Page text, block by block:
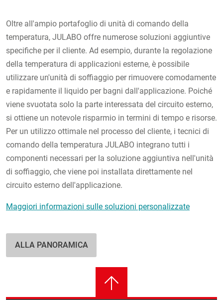
Oltre all'ampio portafoglio di unità di comando della
temperatura, JULABO offre numerose soluzioni aggiuntive
specifiche per il cliente. Ad esempio, durante la regolazione
della temperatura di applicazioni esterne, è possibile
utilizzare un'unità di soffiaggio per rimuovere comodamente
e rapidamente il liquido per bagni dall'applicazione. Poiché
viene svuotata solo la parte interessata del circuito esterno,
si ottiene un notevole risparmio in termini di tempo e risorse.
Per un utilizzo ottimale nel processo del cliente, i tecnici di
comando della temperatura JULABO integrano tutti i
componenti necessari per la soluzione aggiuntiva nell'unità
di soffiaggio, che viene poi installata direttamente nel
circuito esterno dell'applicazione.
Maggiori informazioni sulle soluzioni personalizzate
ALLA PANORAMICA